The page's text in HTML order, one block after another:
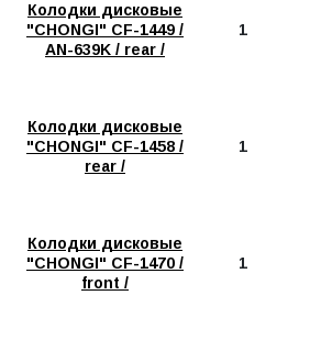
Колодки дисковые
"CHONGI" CF-1449 /
AN-639K / rear /
1
Колодки дисковые
"CHONGI" CF-1458 /
rear /
1
Колодки дисковые
"CHONGI" CF-1470 /
front /
1